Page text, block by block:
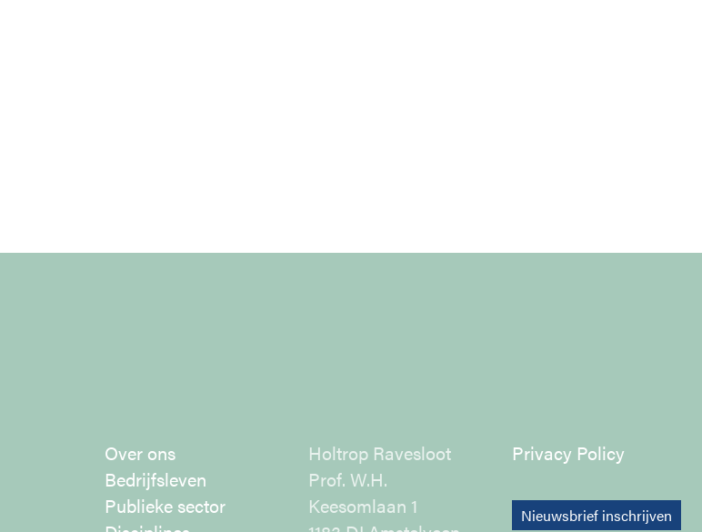
Over ons
Bedrijfsleven
Publieke sector
Holtrop Ravesloot
Prof. W.H.
Keesomlaan 1
Privacy Policy
Nieuwsbrief inschrijven